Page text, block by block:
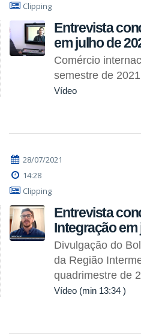
Clipping
Entrevista
em julho de
Comércio
semestre de 2021
Vídeo
28/07/2021
14:28
Clipping
Entrevista
Integração em
Divulgação do
da Região
quadrimestre de
Vídeo (min 13:34 )